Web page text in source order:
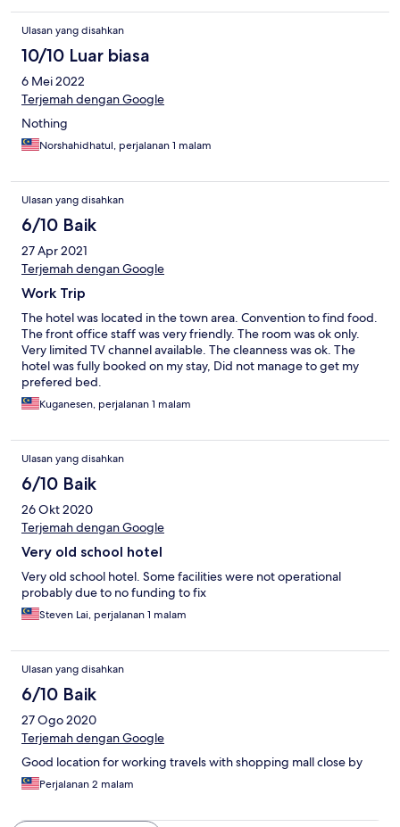
Ulasan yang disahkan
10/10 Luar biasa
6 Mei 2022
Terjemah dengan Google
Nothing
Norshahidhatul, perjalanan 1 malam
Ulasan yang disahkan
6/10 Baik
27 Apr 2021
Terjemah dengan Google
Work Trip
The hotel was located in the town area. Convention to find food.
The front office staff was very friendly. The room was ok only.
Very limited TV channel available. The cleanness was ok. The
hotel was fully booked on my stay, Did not manage to get my
prefered bed.
Kuganesen, perjalanan 1 malam
Ulasan yang disahkan
6/10 Baik
26 Okt 2020
Terjemah dengan Google
Very old school hotel
Very old school hotel. Some facilities were not operational
probably due to no funding to fix
Steven Lai, perjalanan 1 malam
Ulasan yang disahkan
6/10 Baik
27 Ogo 2020
Terjemah dengan Google
Good location for working travels with shopping mall close by
Perjalanan 2 malam